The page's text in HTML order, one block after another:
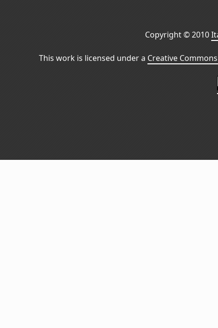
Copyright © 2010
This work is licensed under a Creative